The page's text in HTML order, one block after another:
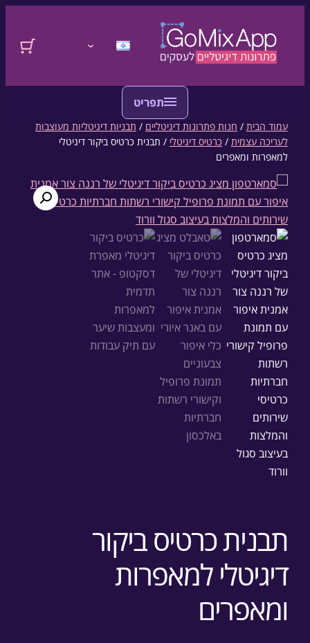
התחברות
עמוד הבית / חנות פתרונות דיגיטליים / תבניות דיגיטליות מעוצבות
לעריכה עצמית / כרטיס דיגיטלי / תבנית כרטיס ביקור דיגיטלי
למאפרות ומאפרים
תבנית כרטיס ביקור
דיגיטלי למאפרות
ומאפרים